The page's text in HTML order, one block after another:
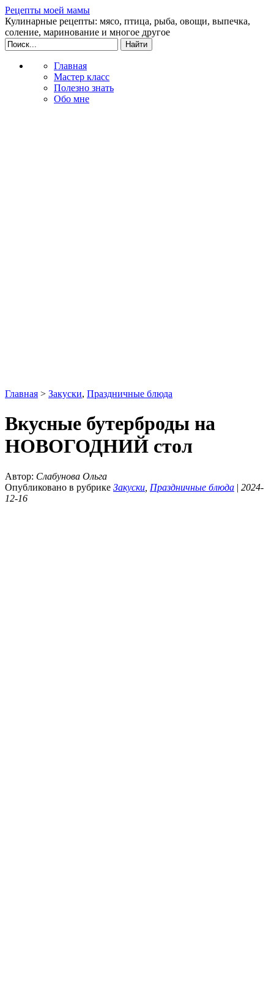
Рецепты моей мамы
Кулинарные рецепты: мясо, птица, рыба, овощи, выпечка,
соление, маринование и многое другое
Главная
Мастер класс
Полезно знать
Обо мне
Главная > Закуски, Праздничные блюда
Вкусные бутерброды на
НОВОГОДНИЙ стол
Автор: Слабунова Ольга
Опубликовано в рубрике Закуски Праздничные блюда | 2024-
12-16